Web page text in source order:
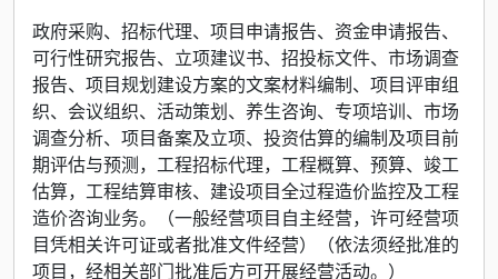
政府采购、招标代理、项目申请报告、资金申请报告、
可行性研究报告、立项建议书、招投标文件、市场调查
报告、项目规划建设方案的文案材料编制、项目评审组
织、会议组织、活动策划、养生咨询、专项培训、市场
调查分析、项目备案及立项、投资估算的编制及项目前
期评估与预测，工程招标代理，工程概算、预算、竣工
估算，工程结算审核、建设项目全过程造价监控及工程
造价咨询业务。（一般经营项目自主经营，许可经营项
目凭相关许可证或者批准文件经营）（依法须经批准的
项目，经相关部门批准后方可开展经营活动。）